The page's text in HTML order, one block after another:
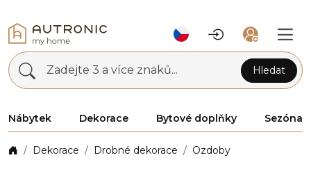
Zadejte 3 a více znaků... Hledat
Nábytek Dekorace Bytové doplňky Sezóna
Dekorace Drobné dekorace Ozdoby